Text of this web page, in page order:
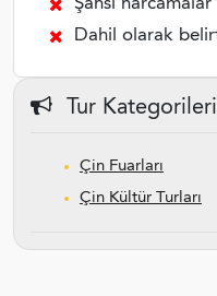
Şahsi harcamalar
Dahil olarak
Tur Kategorileri
Çin Fuarları
Çin Kültür Turları